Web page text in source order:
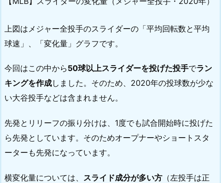
上図はメジャー全投手のスライダーの「平均回転数と平均
球速」、「変化量」グラフです。
今回はこの中から50球以上スライダーを投げた投手でラン
キングを作成しました。そのため、2020年の投球数が少な
い大谷投手などは含まれません。
先発とリリーフの振り分けは、1度でも試合開始時に投げた
ら先発としています。そのためオープナーやショートスタ
ーターも先発になっています。
横変化量については、 スライド成分が多い方 （左投手は正